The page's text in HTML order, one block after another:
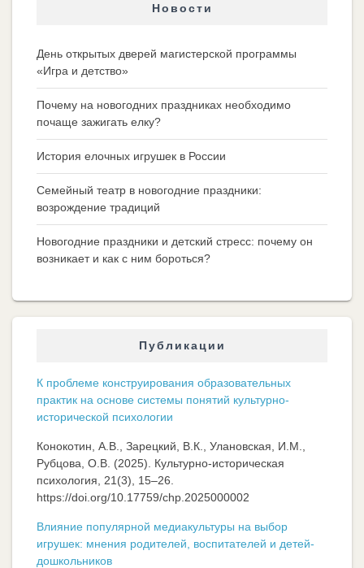
Новости
День открытых дверей магистерской программы
«Игра и детство»
Почему на новогодних праздниках необходимо
почаще зажигать елку?
История елочных игрушек в России
Семейный театр в новогодние праздники:
возрождение традиций
Новогодние праздники и детский стресс: почему он
возникает и как с ним бороться?
Публикации
К проблеме конструирования образовательных
практик на основе системы понятий культурно-
исторической психологии
Конокотин, А.В., Зарецкий, В.К., Улановская, И.М.,
Рубцова, О.В. (2025). Культурно-историческая
психология, 21(3), 15–26.
https://doi.org/10.17759/chp.2025000002
Влияние популярной медиакультуры на выбор
игрушек: мнения родителей, воспитателей и детей-
дошкольников